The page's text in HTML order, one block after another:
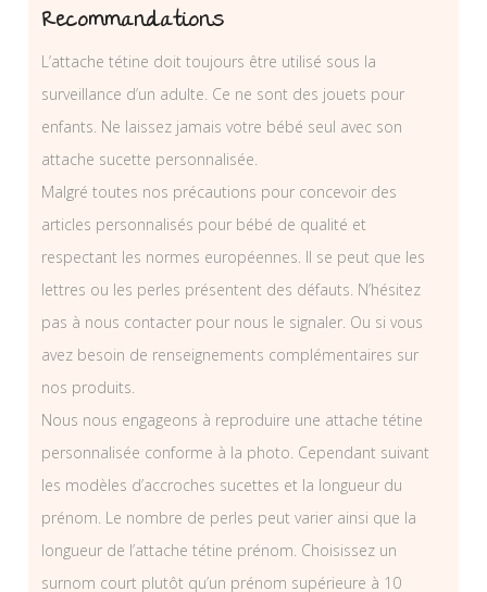
Recommandations
L’attache tétine doit toujours être utilisé sous la
surveillance d’un adulte. Ce ne sont des jouets pour
enfants. Ne laissez jamais votre bébé seul avec son
attache sucette personnalisée.
Malgré toutes nos précautions pour concevoir des
articles personnalisés pour bébé de qualité et
respectant les normes européennes. Il se peut que les
lettres ou les perles présentent des défauts. N’hésitez
pas à nous contacter pour nous le signaler. Ou si vous
avez besoin de renseignements complémentaires sur
nos produits.
Nous nous engageons à reproduire une attache tétine
personnalisée conforme à la photo. Cependant suivant
les modèles d’accroches sucettes et la longueur du
prénom. Le nombre de perles peut varier ainsi que la
longueur de l’attache tétine prénom. Choisissez un
surnom court plutôt qu’un prénom supérieure à 10